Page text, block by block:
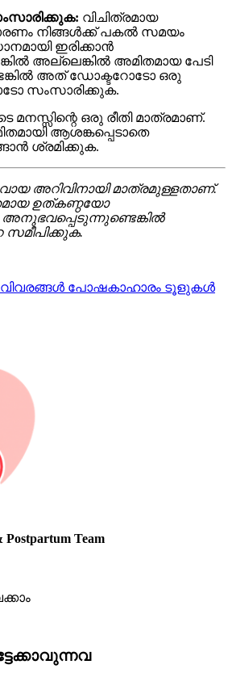
വിചിത്രമായ
നിങ്ങൾക്ക് പകൽ സമയം
ഇരിക്കാൻ
അല്ലെങ്കിൽ അമിതമായ പേടി
അത് ഡോക്ടറോടോ ഒരു
സംസാരിക്കുക.
മനസ്സിന്റെ ഒരു രീതി മാത്രമാണ്.
ആശങ്കപ്പെടാതെ
ശ്രമിക്കുക.
അറിവിനായി മാത്രമുള്ളതാണ്.
ഉത്കണ്ഠയോ
അനുഭവപ്പെടുന്നുണ്ടെങ്കിൽ
സമീപിക്കുക.
പോഷകാഹാരം ടൂളുകൾ
Postpartum Team